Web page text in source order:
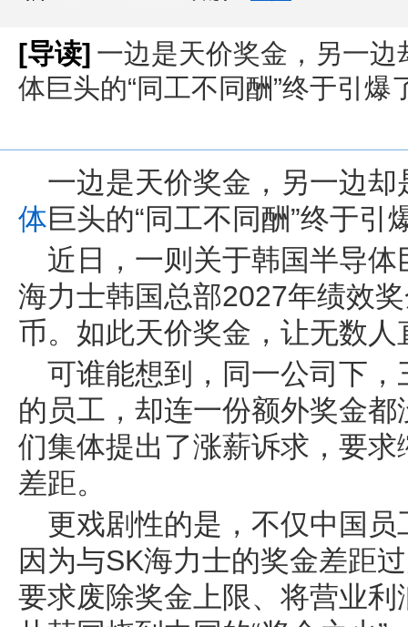
[导读] 一边是天价奖金，另一边
体巨头的“同工不同酬”终于引爆
一边是天价奖金，另一边却
体巨头的“同工不同酬”终于
近日，一则关于韩国半导
海力士韩国总部2027年绩效
币。如此天价奖金，让无数人
可谁能想到，同一公司下
的员工，却连一份额外奖金
们集体提出了涨薪诉求，要
差距。
更戏剧性的是，不仅中国
因为与SK海力士的奖金差距
要求废除奖金上限、将营业